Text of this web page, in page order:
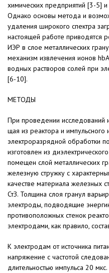
хими­ческих предприятий [3-5]
Однако ос­новы метода и
удаления широкого спектра
настоящей работе приводятся
ИЭР в слое металлических
механизм извлечения ионов
водных растворов солей при
[6-10].
МЕТОДЫ
При проведении исследований
щая из реактора и импульсного
электроразрядной обработки
изго­товлен из
помещен слой металлических
железную стружку с
качестве материала же­лезных
СтЗ. Толщина слоя гранул
электроды, подводящие
противо­положных стенок
электродами, как правило,
К электродам от источника
на­пряжение с частотой
длительностью импульса 20